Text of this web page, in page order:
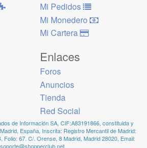
Mi Pedidos
Mi Monedero
Mi Cartera
Enlaces
Foros
Anuncios
Tienda
Red Social
de Información SA, CIF:A83191866, constituida y
España, Inscrita: Registro Mercantil de Madrid:
Folio: 67. C/. Orense, 8 Madrid, Madrid 28020, Email:
soporte@shopperclub.net